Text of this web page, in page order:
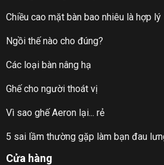
Chiều cao mặt bàn bao nhiêu là hợp lý
Ngồi thế nào cho đúng?
Các loại bàn nâng hạ
Ghế cho người thoát vị
Vì sao ghế Aeron lại... rẻ
5 sai lầm thường gặp làm bạn đau
Cửa hàng